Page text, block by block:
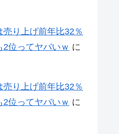
売り上げ前年比32％
位ってヤバいｗ に
売り上げ前年比32％
位ってヤバいｗ に